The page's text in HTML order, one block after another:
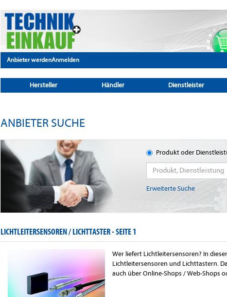
Anbieter werdenAnmelden
Hersteller Händler Dienstleister
ANBIETER SUCHE
Produkt oder
Erweiterte Suche
LICHTLEITERSENSOREN / LICHTTASTER -SEITE 1
Wer liefert Lichtleitersensoren? In
Lichtleitersensoren und Lichttastern.
auch über Online-Shops / Web-Shops